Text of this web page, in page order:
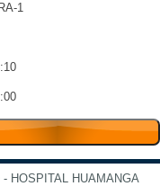
1
HOSPITAL HUAMANGA